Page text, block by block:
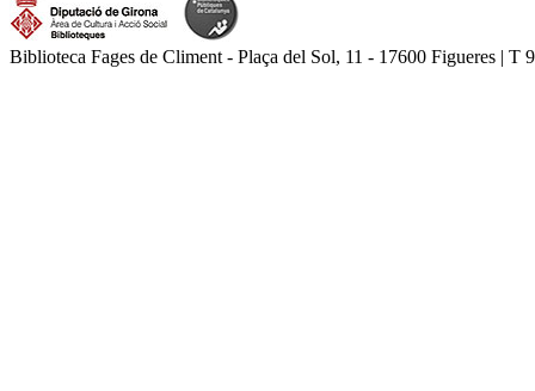
Biblioteca Fages de Climent - Plaça del Sol, 11 - 17600 Figueres |